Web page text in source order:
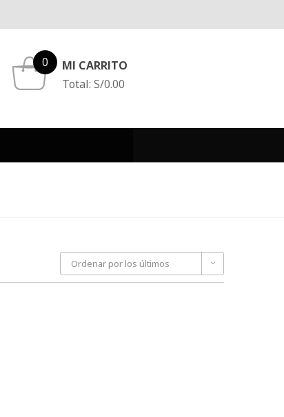
0
MI CARRITO
Total: S/0.00
Ordenar por los últimos